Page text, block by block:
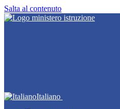
Salta al contenuto
Italiano